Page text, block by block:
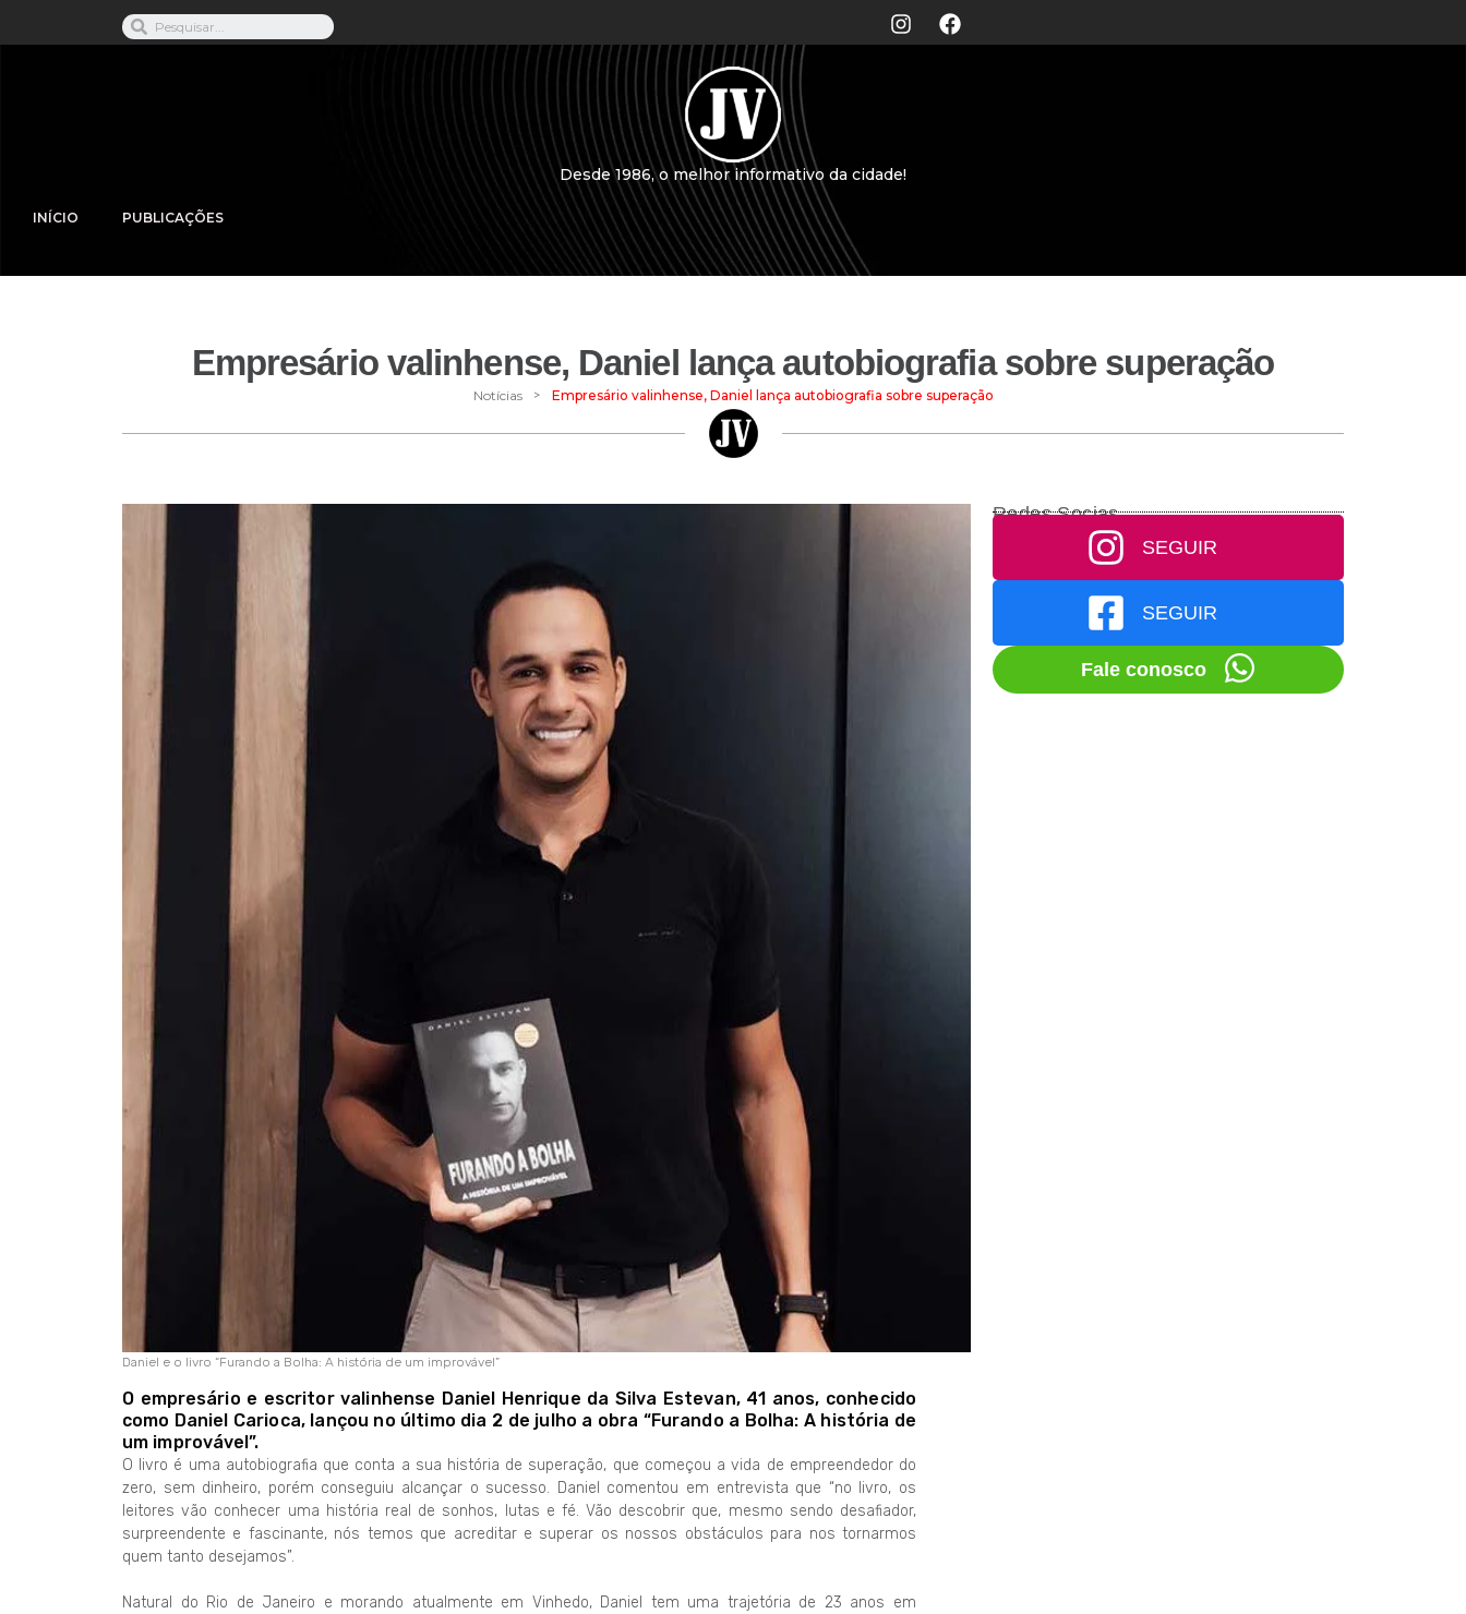
Desde 1986, o melhor informativo da cidade!
INÍCIO PUBLICAÇÕES
Empresário valinhense, Daniel lança autobiografia sobre superação
Notícias > Empresário valinhense, Daniel lança autobiografia sobre superação
Daniel e o livro “Furando a Bolha: A história de um improvável”
O empresário e escritor valinhense Daniel Henrique da Silva Estevan, 41 anos, conhecido
como Daniel Carioca, lançou no último dia 2 de julho a obra “Furando a Bolha: A história de
um improvável”.
O livro é uma autobiografia que conta a sua história de superação, que começou a vida de empreendedor do
zero, sem dinheiro, porém conseguiu alcançar o sucesso. Daniel comentou em entrevista que “no livro, os
leitores vão conhecer uma história real de sonhos, lutas e fé. Vão descobrir que, mesmo sendo desafiador,
surpreendente e fascinante, nós temos que acreditar e superar os nossos obstáculos para nos tornarmos
quem tanto desejamos”.
Natural do Rio de Janeiro e morando atualmente em Vinhedo, Daniel tem uma trajetória de 23 anos em
Redes Socias
SEGUIR
SEGUIR
Fale conosco